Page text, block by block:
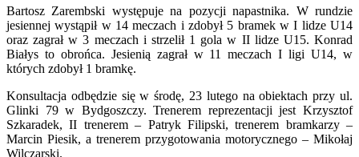
Bartosz Zarembski występuje na pozycji napastnika. W rundzie
jesiennej wystąpił w 14 meczach i zdobył 5 bramek w I lidze U14
oraz zagrał w 3 meczach i strzelił 1 gola w II lidze U15. Konrad
Białys to obrońca. Jesienią zagrał w 11 meczach I ligi U14, w
których zdobył 1 bramkę.
Konsultacja odbędzie się w środę, 23 lutego na obiektach przy ul.
Glinki 79 w Bydgoszczy. Trenerem reprezentacji jest Krzysztof
Szkaradek, II trenerem – Patryk Filipski, trenerem bramkarzy –
Marcin Piesik, a trenerem przygotowania motorycznego – Mikołaj
Wilczarski.